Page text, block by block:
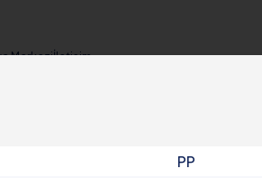
Merkeziİletişim
PP